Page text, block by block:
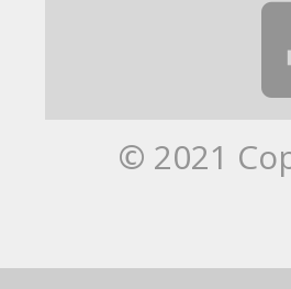
© 2021